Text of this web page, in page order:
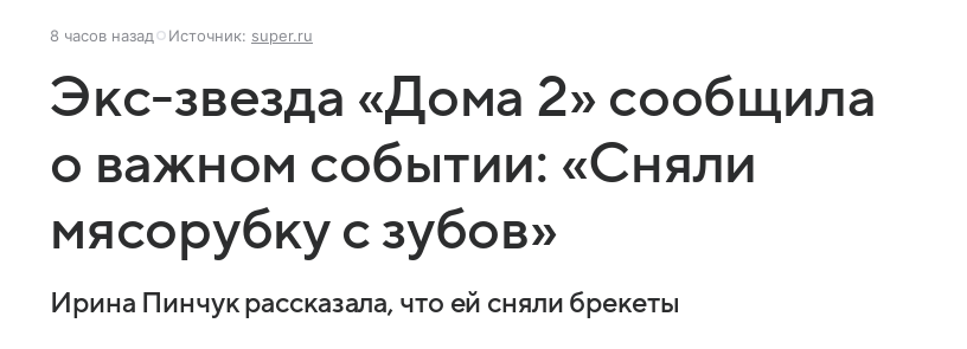
8 часов назад Источник: super.ru
Экс-звезда «Дома 2» сообщила
о важном событии: «Сняли
мясорубку с зубов»
Ирина Пинчук рассказала, что ей сняли брекеты